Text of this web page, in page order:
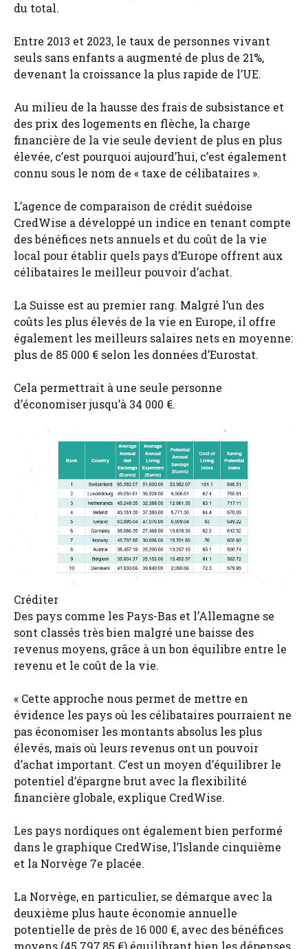
du total.
Entre 2013 et 2023, le taux de personnes vivant
seuls sans enfants a augmenté de plus de 21%,
devenant la croissance la plus rapide de l’UE.
Au milieu de la hausse des frais de subsistance et
des prix des logements en flèche, la charge
financière de la vie seule devient de plus en plus
élevée, c’est pourquoi aujourd’hui, c’est également
connu sous le nom de « taxe de célibataires ».
L’agence de comparaison de crédit suédoise
CredWise a développé un indice en tenant compte
des bénéfices nets annuels et du coût de la vie
local pour établir quels pays d’Europe offrent aux
célibataires le meilleur pouvoir d’achat.
La Suisse est au premier rang. Malgré l’un des
coûts les plus élevés de la vie en Europe, il offre
également les meilleurs salaires nets en moyenne:
plus de 85 000 € selon les données d’Eurostat.
Cela permettrait à une seule personne
d’économiser jusqu’à 34 000 €.
Créditer
Des pays comme les Pays-Bas et l’Allemagne se
sont classés très bien malgré une baisse des
revenus moyens, grâce à un bon équilibre entre le
revenu et le coût de la vie.
« Cette approche nous permet de mettre en
évidence les pays où les célibataires pourraient ne
pas économiser les montants absolus les plus
élevés, mais où leurs revenus ont un pouvoir
d’achat important. C’est un moyen d’équilibrer le
potentiel d’épargne brut avec la flexibilité
financière globale, explique CredWise.
Les pays nordiques ont également bien performé
dans le graphique CredWise, l’Islande cinquième
et la Norvège 7e placée.
La Norvège, en particulier, se démarque avec la
deuxième plus haute économie annuelle
potentielle de près de 16 000 €, avec des bénéfices
moyens (45 797,85 €) équilibrant bien les dépenses